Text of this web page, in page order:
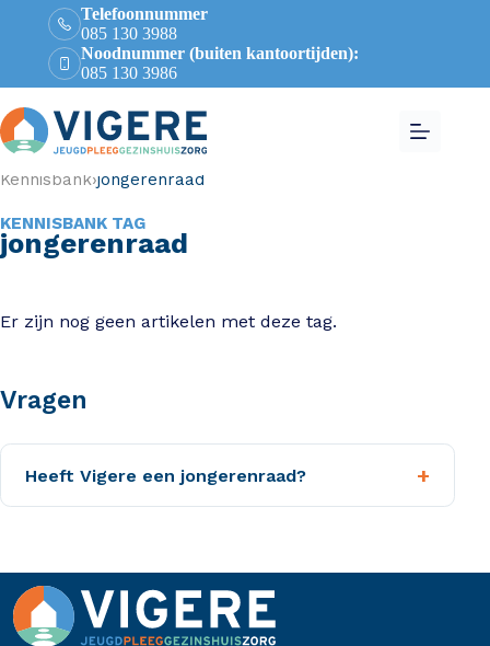
Telefoonnummer
085 130 3988
Noodnummer (buiten kantoortijden):
085 130 3986
Kennisbank›jongerenraad
KENNISBANK TAG
jongerenraad
Er zijn nog geen artikelen met deze tag.
Vragen
Heeft Vigere een jongerenraad? +